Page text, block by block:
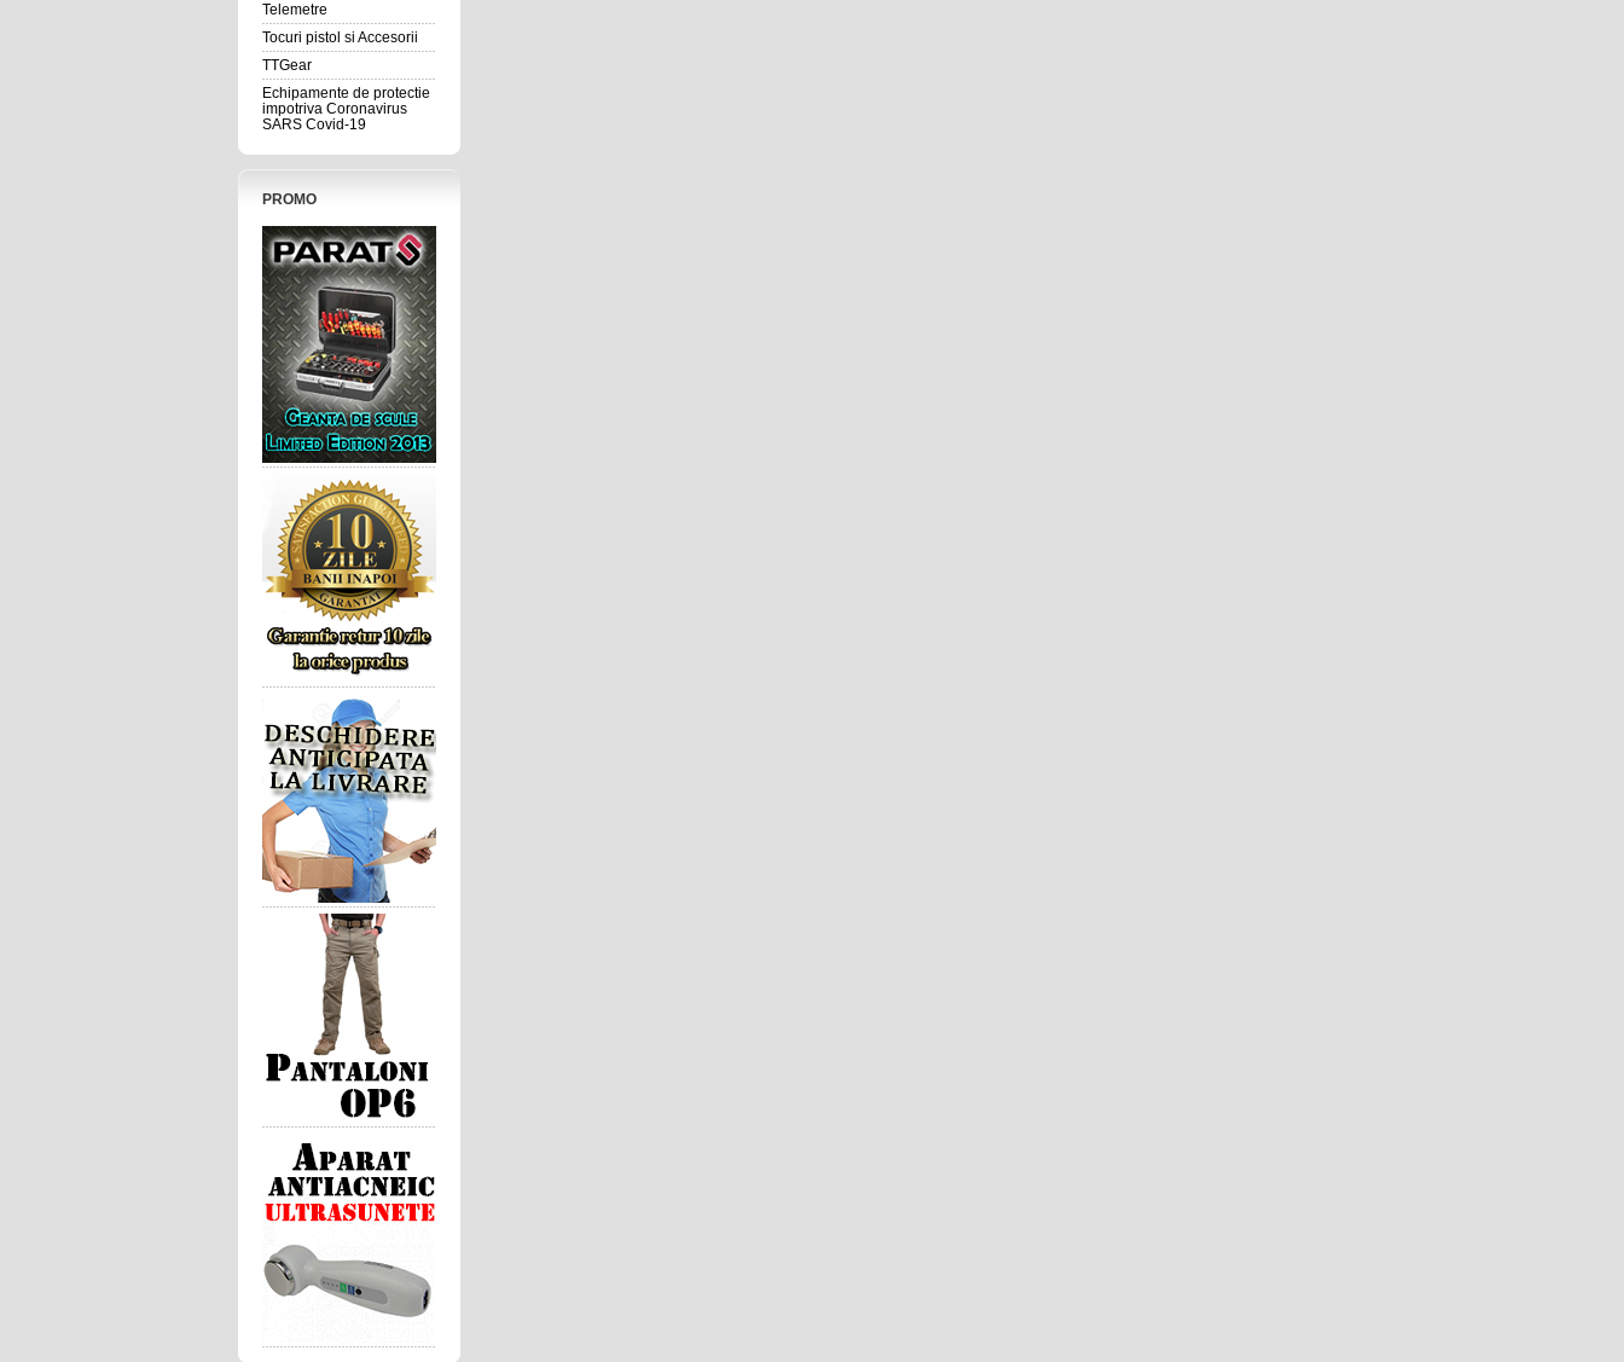
Telemetre
Tocuri pistol si Accesorii
TTGear
Echipamente de protectie
impotriva Coronavirus
SARS Covid-19
PROMO